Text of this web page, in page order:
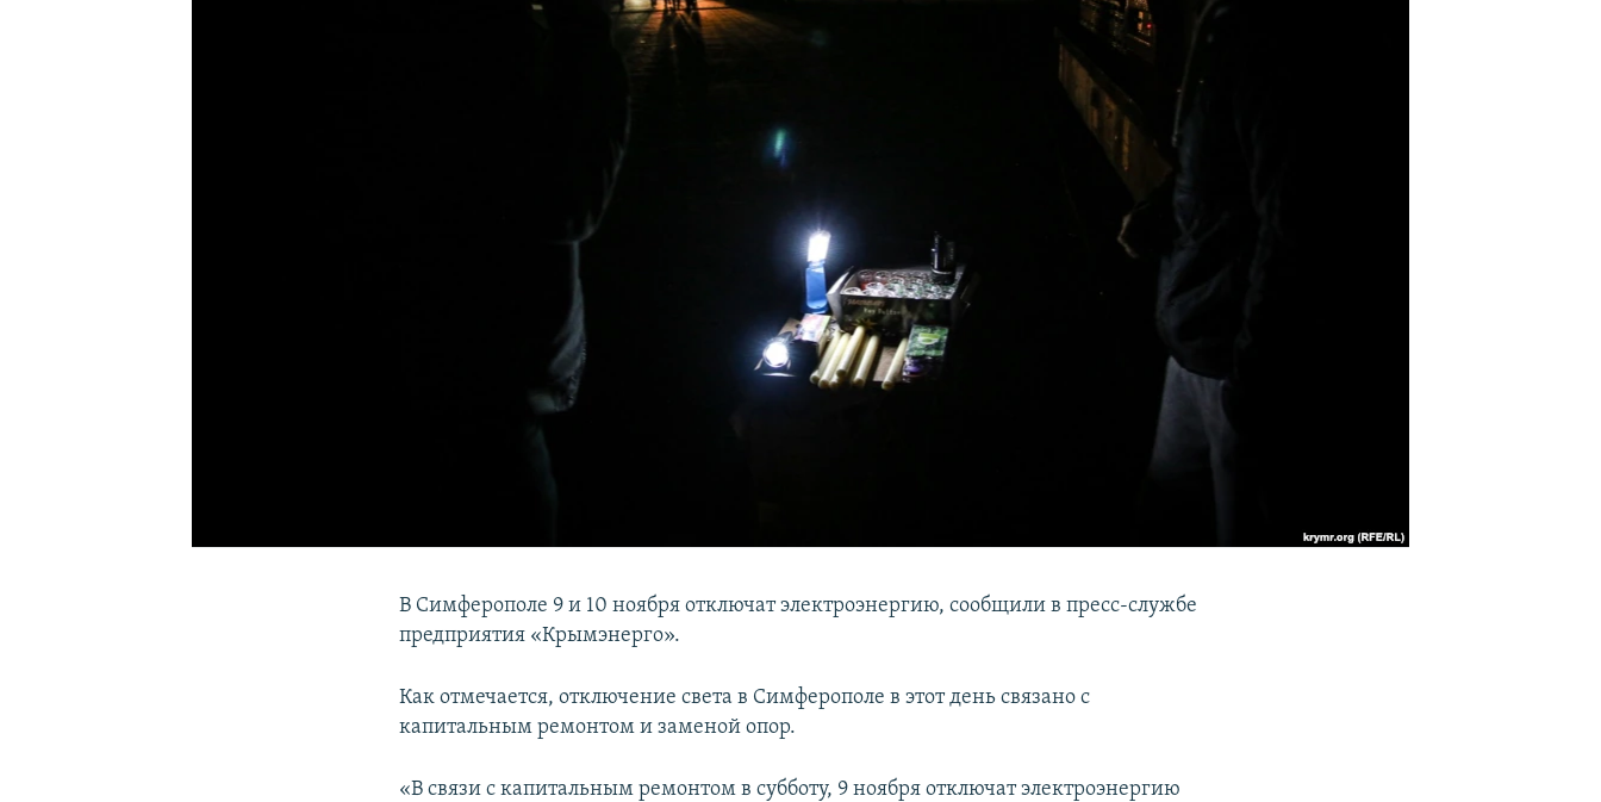
В Симферополе 9 и 10 ноября отключат электроэнергию, сообщили в пресс-службе
предприятия «Крымэнерго».
Как отмечается, отключение света в Симферополе в этот день связано с
капитальным ремонтом и заменой опор.
«В связи с капитальным ремонтом в субботу, 9 ноября отключат электроэнергию